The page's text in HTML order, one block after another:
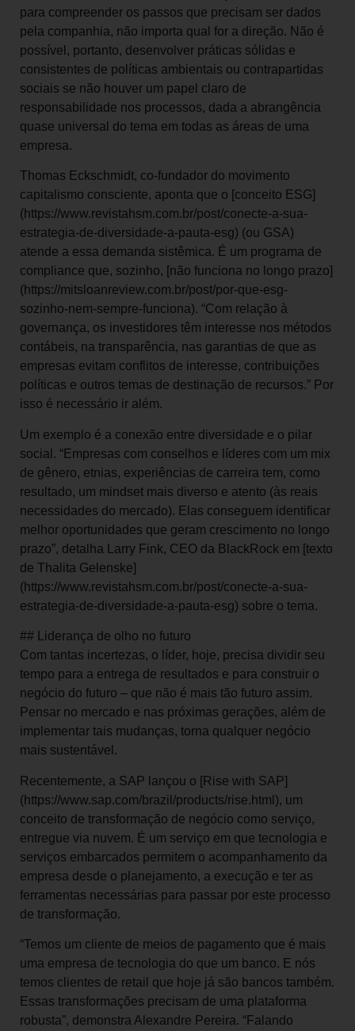
para compreender os passos que precisam ser dados
pela companhia, não importa qual for a direção. Não é
possível, portanto, desenvolver práticas sólidas e
consistentes de políticas ambientais ou contrapartidas
sociais se não houver um papel claro de
responsabilidade nos processos, dada a abrangência
quase universal do tema em todas as áreas de uma
empresa.
Thomas Eckschmidt, co-fundador do movimento
capitalismo consciente, aponta que o [conceito ESG]
(https://www.revistahsm.com.br/post/conecte-a-sua-
estrategia-de-diversidade-a-pauta-esg) (ou GSA)
atende a essa demanda sistêmica. É um programa de
compliance que, sozinho, [não funciona no longo prazo]
(https://mitsloanreview.com.br/post/por-que-esg-
sozinho-nem-sempre-funciona). “Com relação à
governança, os investidores têm interesse nos métodos
contábeis, na transparência, nas garantias de que as
empresas evitam conflitos de interesse, contribuições
políticas e outros temas de destinação de recursos.” Por
isso é necessário ir além.
Um exemplo é a conexão entre diversidade e o pilar
social. “Empresas com conselhos e líderes com um mix
de gênero, etnias, experiências de carreira tem, como
resultado, um mindset mais diverso e atento (às reais
necessidades do mercado). Elas conseguem identificar
melhor oportunidades que geram crescimento no longo
prazo”, detalha Larry Fink, CEO da BlackRock em [texto
de Thalita Gelenske]
(https://www.revistahsm.com.br/post/conecte-a-sua-
estrategia-de-diversidade-a-pauta-esg) sobre o tema.
## Liderança de olho no futuro
Com tantas incertezas, o líder, hoje, precisa dividir seu
tempo para a entrega de resultados e para construir o
negócio do futuro – que não é mais tão futuro assim.
Pensar no mercado e nas próximas gerações, além de
implementar tais mudanças, torna qualquer negócio
mais sustentável.
Recentemente, a SAP lançou o [Rise with SAP]
(https://www.sap.com/brazil/products/rise.html), um
conceito de transformação de negócio como serviço,
entregue via nuvem. É um serviço em que tecnologia e
serviços embarcados permitem o acompanhamento da
empresa desde o planejamento, a execução e ter as
ferramentas necessárias para passar por este processo
de transformação.
“Temos um cliente de meios de pagamento que é mais
uma empresa de tecnologia do que um banco. E nós
temos clientes de retail que hoje já são bancos também.
Essas transformações precisam de uma plataforma
robusta”, demonstra Alexandre Pereira. “Falando